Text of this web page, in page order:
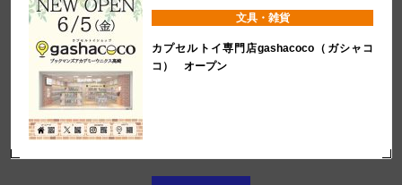
文具・雑貨
カプセルトイ専門店gashacoco（ガシャコ
コ） オープン